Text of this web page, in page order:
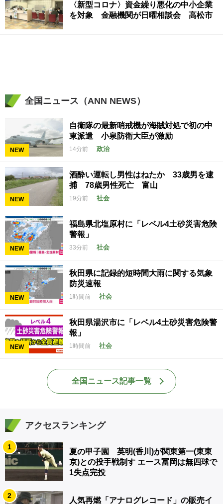
〈新型コロナ〉資金繰り悪化の中小企業
を対象 金融機関が日曜相談会 高松市
全国ニュース（ANN NEWS）
NEW
自衛隊の最新哨戒機が海賊対処で初の中
東派遣 小泉防衛大臣が激励
14分前 政治
NEW
酒酔い運転し男性はねたか 33歳男を逮
捕 78歳男性死亡 富山
19分前 社会
NEW
福島県北塩原村に「レベル4土砂災害危険
警報」
33分前 社会
NEW
秋田県に記録的短時間大雨に関する気象
防災速報
1時間前 社会
NEW
秋田県湯沢市に「レベル4土砂災害危険警
報」
1時間前 社会
全国ニュース記事一覧
アクセスランキング
1
夏の甲子園 英明(香川)が関東第一(東東
京)との投手戦制す エース冨岡は無四球で
1失点完投
2
人気再燃「アナログレコード」の販売イ